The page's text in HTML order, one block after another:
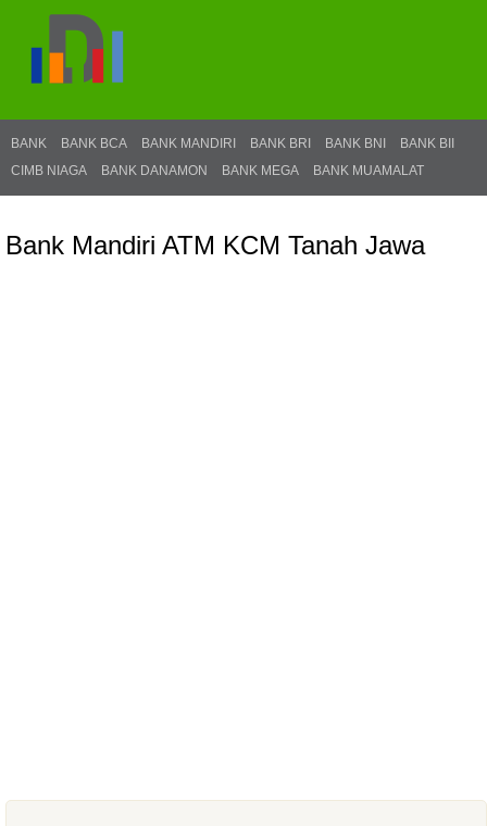
BANK BANK BCA BANK MANDIRI BANK BRI BANK BNI
BANK BII
CIMB NIAGA
BANK DANAMON BANK MEGA BANK MUAMALAT
Bank Mandiri ATM KCM Tanah Jawa